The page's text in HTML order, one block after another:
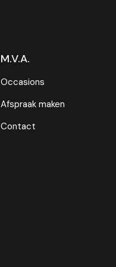
M.V.A.
Occasions
Afspraak maken
Contact